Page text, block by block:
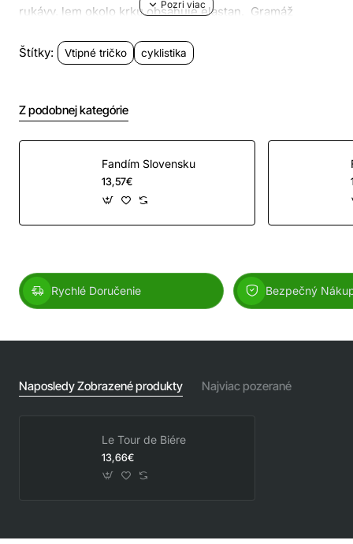
rukávy, lem okolo krku obsahuje elastan. Gramáž
zabezpečená jeho tvarová stálosť. Výborný pomer
Veľkostná tabuľka:
Štítky: Vtipné tričko cyklistika
Z podobnej kategórie
Fandím Slovensku
13,57€
Rychlé Doručenie Bezpečný
Naposledy Zobrazené produkty Najviac pozerané
Le Tour de Biére
13,66€